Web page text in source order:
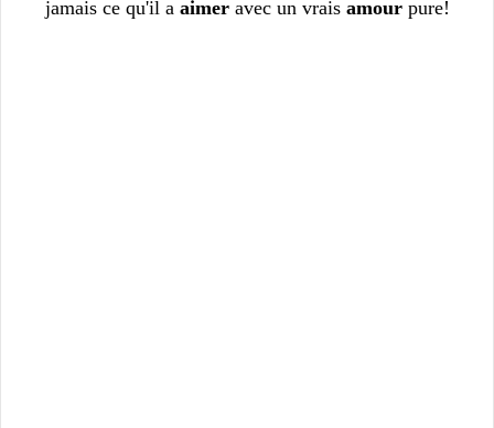
jamais ce qu'il a aimeravec un vrais amourpure!